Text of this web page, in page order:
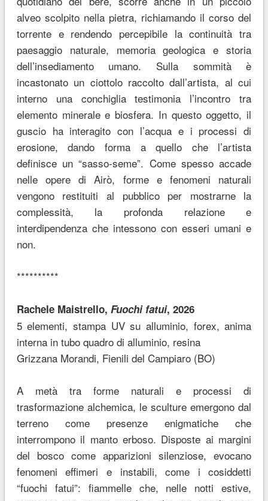
alveo scolpito nella pietra, richiamando il corso del
torrente e rendendo percepibile la continuità tra
paesaggio naturale, memoria geologica e storia
dell’insediamento umano. Sulla sommità è
incastonato un ciottolo raccolto dall’artista, al cui
interno una conchiglia testimonia l’incontro tra
elemento minerale e biosfera. In questo oggetto, il
guscio ha interagito con l’acqua e i processi di
erosione, dando forma a quello che l’artista
definisce un “sasso-seme”. Come spesso accade
nelle opere di Airò, forme e fenomeni naturali
vengono restituiti al pubblico per mostrarne la
complessità, la profonda relazione e
interdipendenza che intessono con esseri umani e
non.
**********
Rachele Maistrello, Fuochi fatui, 2026
5 elementi, stampa UV su alluminio, forex, anima
interna in tubo quadro di alluminio, resina
Grizzana Morandi, Fienili del Campiaro (BO)
A metà tra forme naturali e processi di
trasformazione alchemica, le sculture emergono dal
terreno come presenze enigmatiche che
interrompono il manto erboso. Disposte ai margini
del bosco come apparizioni silenziose, evocano
fenomeni effimeri e instabili, come i cosiddetti
“fuochi fatui”: fiammelle che, nelle notti estive,